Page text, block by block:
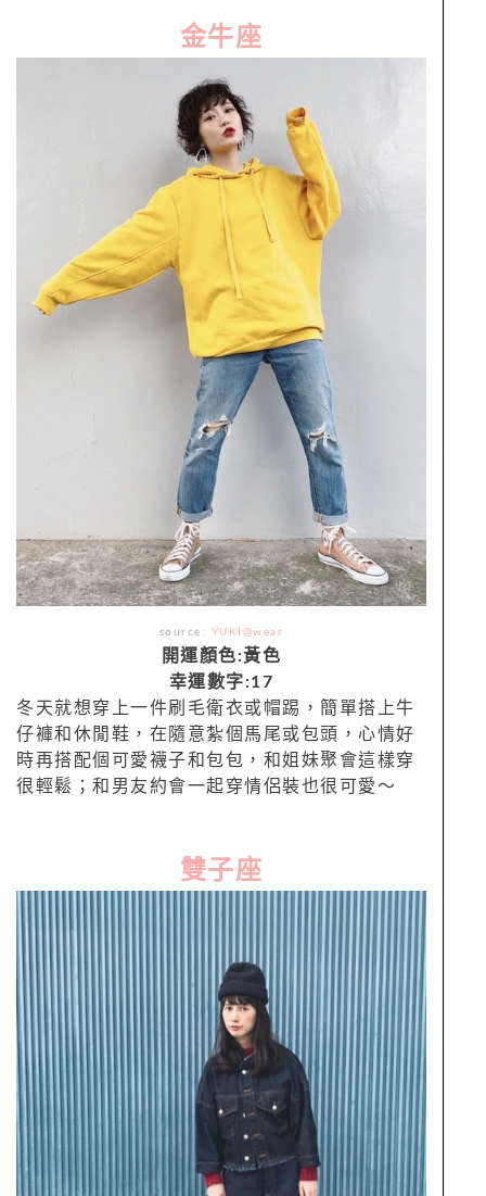
金牛座
source: YUKI@wear
開運顏色:黃色
幸運數字:17
冬天就想穿上一件刷毛衛衣或帽踢，簡單搭上牛
仔褲和休閒鞋，在隨意紮個馬尾或包頭，心情好
時再搭配個可愛襪子和包包，和姐妹聚會這樣穿
很輕鬆；和男友約會一起穿情侶裝也很可愛～
雙子座